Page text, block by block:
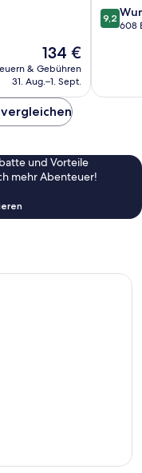
Der
Preis
beträgt
134 €
& Gebühren
31. Aug.–1. Sept.
9.2
von
9,2
608
und Vorteile
mehr Abenteuer!